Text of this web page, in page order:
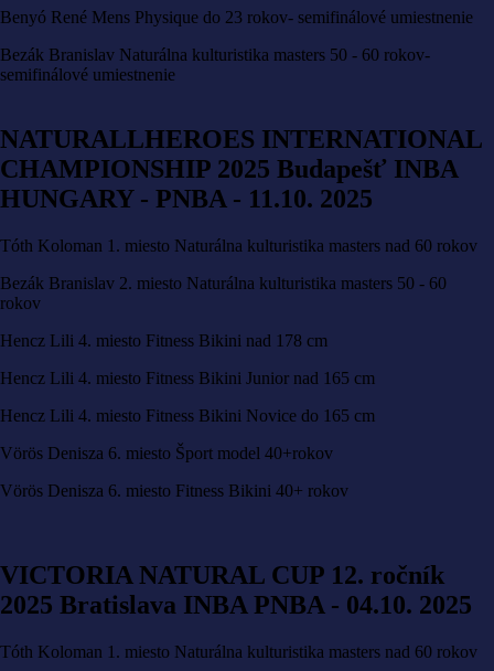
Benyó René Mens Physique do 23 rokov- semifinálové umiestnenie
Bezák Branislav Naturálna kulturistika masters 50 - 60 rokov-
semifinálové umiestnenie
NATURALLHEROES INTERNATIONAL
CHAMPIONSHIP 2025 Budapešť INBA
HUNGARY - PNBA - 11.10. 2025
Tóth Koloman 1. miesto Naturálna kulturistika masters nad 60 rokov
Bezák Branislav 2. miesto Naturálna kulturistika masters 50 - 60
rokov
Hencz Lili 4. miesto Fitness Bikini nad 178 cm
Hencz Lili 4. miesto Fitness Bikini Junior nad 165 cm
Hencz Lili 4. miesto Fitness Bikini Novice do 165 cm
Vörös Denisza 6. miesto Šport model 40+rokov
Vörös Denisza 6. miesto Fitness Bikini 40+ rokov
VICTORIA NATURAL CUP 12. ročník
2025 Bratislava INBA PNBA - 04.10. 2025
Tóth Koloman 1. miesto Naturálna kulturistika masters nad 60 rokov